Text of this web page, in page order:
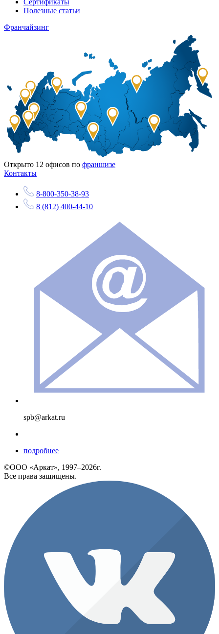
Сертификаты
Полезные статьи
Франчайзинг
Открыто 12 офисов по франшизе
Контакты
8-800-350-38-93
8 (812) 400-44-10
spb@arkat.ru
подробнее
©ООО «Аркат», 1997–2026г.
Все права защищены.